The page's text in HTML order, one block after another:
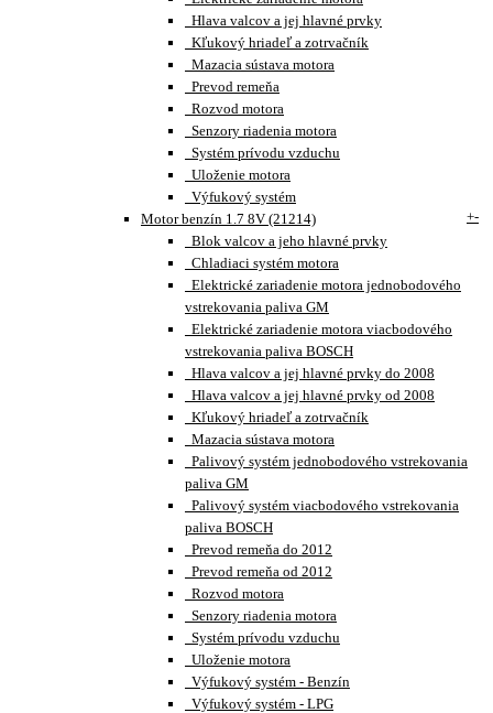
Hlava valcov a jej hlavné prvky
Kľukový hriadeľ a zotrvačník
Mazacia sústava motora
Prevod remeňa
Rozvod motora
Senzory riadenia motora
Systém prívodu vzduchu
Uloženie motora
Výfukový systém
Motor benzín 1.7 8V (21214)
+-
Blok valcov a jeho hlavné prvky
Chladiaci systém motora
Elektrické zariadenie motora jednobodového
vstrekovania paliva GM
Elektrické zariadenie motora viacbodového
vstrekovania paliva BOSCH
Hlava valcov a jej hlavné prvky do 2008
Hlava valcov a jej hlavné prvky od 2008
Kľukový hriadeľ a zotrvačník
Mazacia sústava motora
Palivový systém jednobodového vstrekovania
paliva GM
Palivový systém viacbodového vstrekovania
paliva BOSCH
Prevod remeňa do 2012
Prevod remeňa od 2012
Rozvod motora
Senzory riadenia motora
Systém prívodu vzduchu
Uloženie motora
Výfukový systém - Benzín
Výfukový systém - LPG